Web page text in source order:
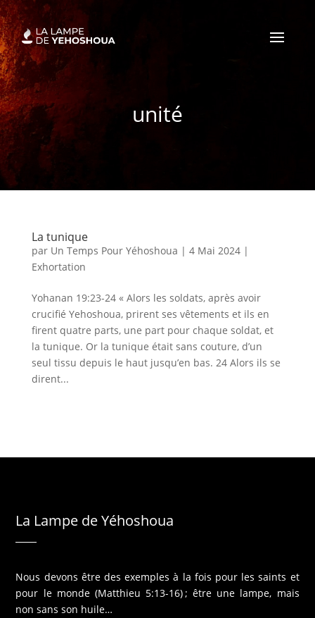
unité
La tunique
par Un Temps Pour Yéhoshoua | 4 Mai 2024|
Exhortation
Yohanan 19:23-24 « Alors les soldats, après avoir
crucifié Yehoshoua, prirent ses vêtements et ils en
firent quatre parts, une part pour chaque soldat, et
la tunique. Or la tunique était sans couture, d’un
seul tissu depuis le haut jusqu’en bas. 24 Alors ils se
dirent...
La Lampe de Yéhoshoua
Nous devons être des exemples à la fois pour les saints et
pour le monde (Matthieu 5:13-16) ; être une lampe, mais
non sans son huile…